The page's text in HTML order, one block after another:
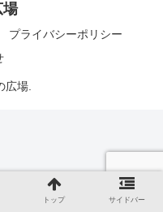
場
プライバシーポリシー
広場.
トップ サイドバー